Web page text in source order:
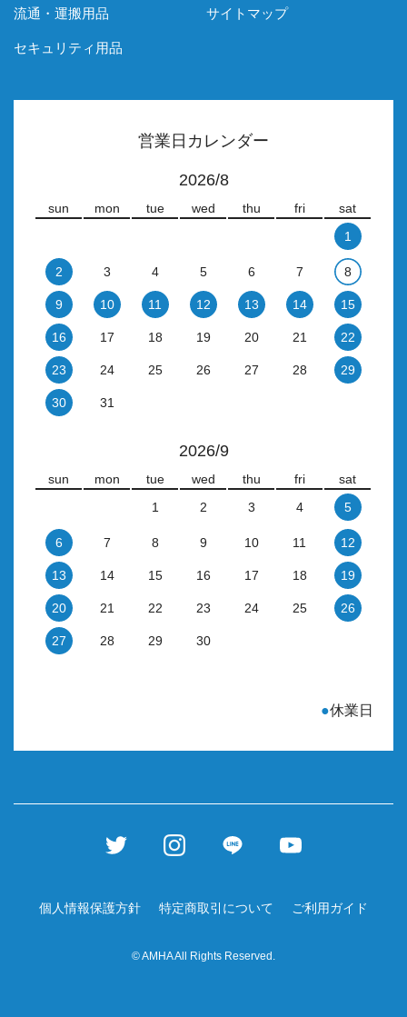
流通・運搬用品
セキュリティ用品
サイトマップ
営業日カレンダー
2026/8
sun mon tue wed thu fri
sat
1
2 3 4 5 6 7 8
9 10 11 12 13 14 15
16 17 18 19 20 21 22
23 24 25 26 27 28 29
30 31
2026/9
sun mon tue wed thu fri
sat
1
2 3 4 5
6 7 8 9 10 11 12
13 14 15 16 17 18 19
20 21 22 23 24 25 26
27 28 29 30
●休業日
個人情報保護方針 特定商取引について ご利用ガイド
© AMHA All Rights Reserved.